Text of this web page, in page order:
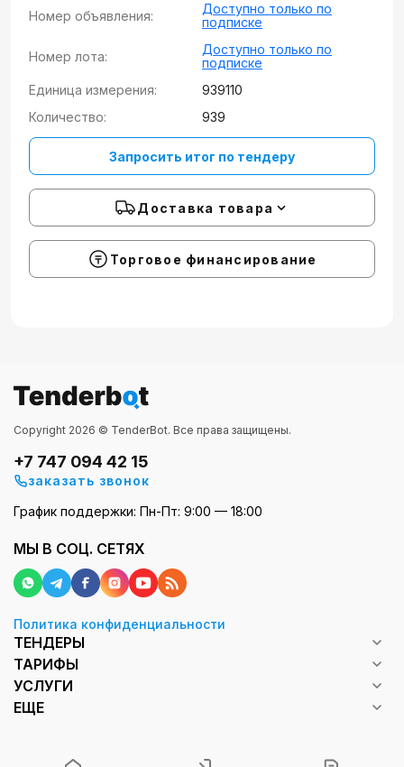
Номер объявления:
Доступно только по
подписке
Номер лота:
Доступно только по
подписке
Единица измерения:
939110
Количество:
939
Запросить итог по тендеру
Доставка товара
Торговое финансирование
Copyright 2026 © TenderBot. Все права защищены.
+7 747 094 42 15
заказать звонок
График поддержки: Пн-Пт: 9:00 — 18:00
МЫ В СОЦ. СЕТЯХ
Политика конфиденциальности
ТЕНДЕРЫ
ТАРИФЫ
УСЛУГИ
ЕЩЕ